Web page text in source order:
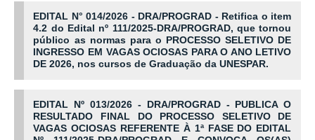
EDITAL N° 014/2026 - DRA/PROGRAD - Retifica o item
4.2 do Edital nº 111/2025-DRA/PROGRAD, que tornou
público as normas para o PROCESSO SELETIVO DE
INGRESSO EM VAGAS OCIOSAS PARA O ANO LETIVO
DE 2026, nos cursos de Graduação da UNESPAR.
EDITAL Nº 013/2026 - DRA/PROGRAD - PUBLICA O
RESULTADO FINAL DO PROCESSO SELETIVO DE
VAGAS OCIOSAS REFERENTE À 1ª FASE DO EDITAL